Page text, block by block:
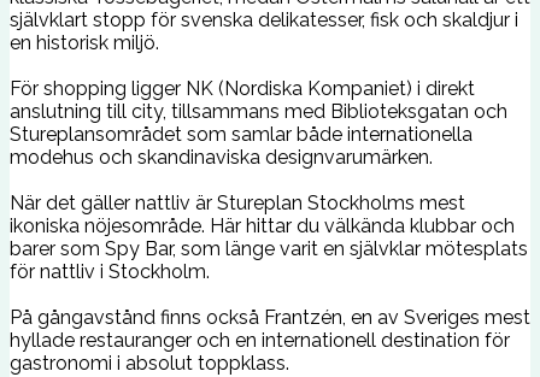
självklart stopp för svenska delikatesser, fisk och skaldjur i
en historisk miljö.
För shopping ligger NK (Nordiska Kompaniet) i direkt
anslutning till city, tillsammans med Biblioteksgatan och
Stureplansområdet som samlar både internationella
modehus och skandinaviska designvarumärken.
När det gäller nattliv är Stureplan Stockholms mest
ikoniska nöjesområde. Här hittar du välkända klubbar och
barer som Spy Bar, som länge varit en självklar mötesplats
för nattliv i Stockholm.
På gångavstånd finns också Frantzén, en av Sveriges mest
hyllade restauranger och en internationell destination för
gastronomi i absolut toppklass.